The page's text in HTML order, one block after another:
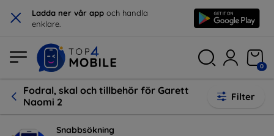
× Ladda ner vår app och handla
enklare.
0
Fodral, skal och tillbehör för Garett
Naomi 2
Filter
Snabbsökning